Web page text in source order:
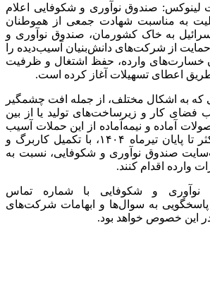
لینوکس: صندوق نوآوری و شکوفایی اعلام
به مناسبت شهادت جمعی از هموطنان
به خاک کشورمان، صندوق نوآوری و
از شرکت‌های دانش‌بنیان آسیب‌دیده را
خسارت‌های وارده، حفظ اشتغال و ظرفیت
که به اشکال مختلف، از جمله افت چشمگیر
فضای کار و زیرساخت‌های تولید یا از بین
آماده و نیمه‌آماده از این حملات آسیب
دیده‌اند، می‌توانند حداکثر تا پایان تیرماه ۱۴۰۴، با تکمیل کاربرگ و
صندوق نوآوری و شکوفایی، نسبت به
وارده اقدام کنند.
و شکوفایی با شماره تماس
آماده پاسخگویی به سوال‌ها و ابهامات شرکت‌های
این خصوص خواهد بود.